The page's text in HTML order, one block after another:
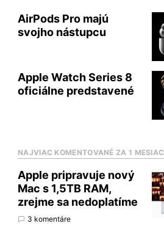
AirPods Pro majú
svojho nástupcu
Apple Watch Series 8
oficiálne predstavené
NAJVIAC KOMENTOVANÉ ZA 1 MESIAC
Apple pripravuje nový
Mac s 1,5TB RAM,
zrejme sa nedoplatíme
3 komentáre